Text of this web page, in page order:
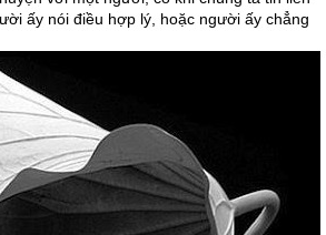
ấy nói điều hợp lý, hoặc người ấy chẳng